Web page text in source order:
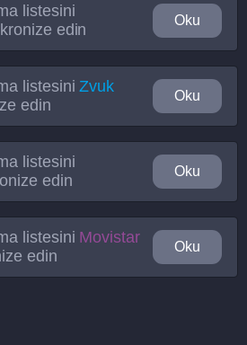
listesini
edin
Oku
listesiniZvuk
edin
Oku
listesini
edin
Oku
listesini Movistar
edin
Oku